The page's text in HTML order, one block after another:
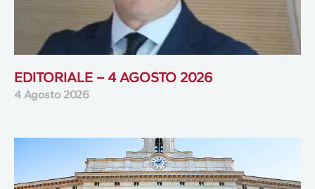
EDITORIALE – 4 AGOSTO 2026
4 Agosto 2026